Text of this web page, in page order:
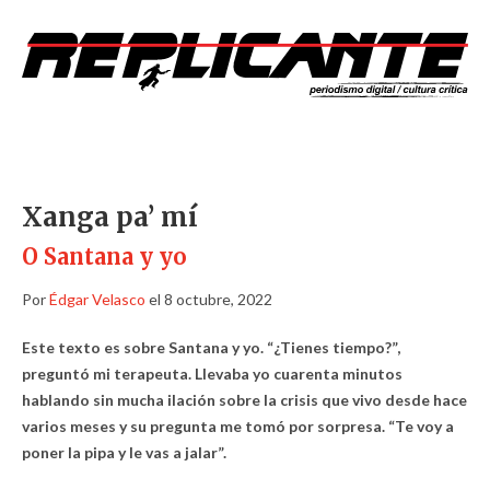
Xanga pa’ mí
O Santana y yo
PorÉdgar Velasco el 8 octubre, 2022
Este texto es sobre Santana y yo. “¿Tienes tiempo?”,
preguntó mi terapeuta. Llevaba yo cuarenta minutos
hablando sin mucha ilación sobre la crisis que vivo desde hace
varios meses y su pregunta me tomó por sorpresa. “Te voy a
poner la pipa y le vas a jalar”.